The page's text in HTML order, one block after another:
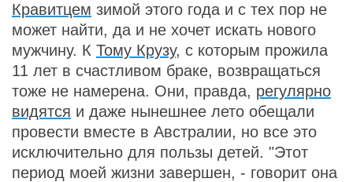
Кравитцем зимой этого года и с тех пор не
может найти, да и не хочет искать нового
мужчину. К Тому Крузу, с которым прожила
11 лет в счастливом браке, возвращаться
тоже не намерена. Они, правда, регулярно
видятся и даже нынешнее лето обещали
провести вместе в Австралии, но все это
исключительно для пользы детей. "Этот
период моей жизни завершен, - говорит она